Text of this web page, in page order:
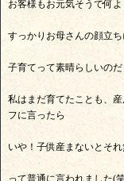
お客様もお元気そうで何
すっかりお母さんの顔立
子育てって素晴らしいのだ
私はまだ育てたことも、
フに言ったら
いや！子供産まないとそれ
って普通に言われました(